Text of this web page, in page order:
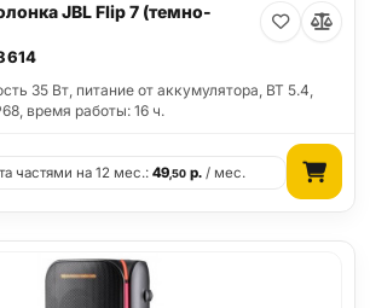
JBL Flip 7 (темно-
35 Вт, питание от аккумулятора, BT 5.4,
время работы: 16 ч.
частями на 12 мес.:49,50 р. / мес.